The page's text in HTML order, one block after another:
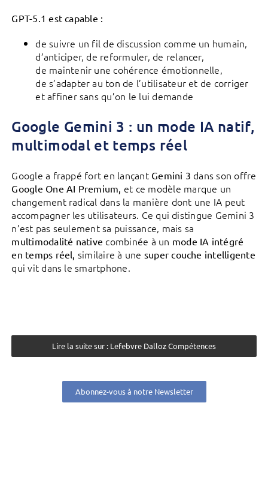
GPT-5.1 est capable :
de suivre un fil de discussion comme un humain,
d’anticiper, de reformuler, de relancer,
de maintenir une cohérence émotionnelle,
de s’adapter au ton de l’utilisateur et de corriger
et affiner sans qu’on le lui demande
Google Gemini 3 : un mode IA natif,
multimodal et temps réel
Google a frappé fort en lançant Gemini 3 dans son offre
Google One AI Premium, et ce modèle marque un
changement radical dans la manière dont une IA peut
accompagner les utilisateurs. Ce qui distingue Gemini 3
n’est pas seulement sa puissance, mais sa
multimodalité native combinée à un mode IA intégré
en temps réel, similaire à une super couche intelligente
qui vit dans le smartphone.
Lire la suite sur : Lefebvre Dalloz Compétences
Abonnez-vous à notre Newsletter